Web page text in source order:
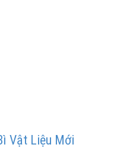
Vật Liệu Mới